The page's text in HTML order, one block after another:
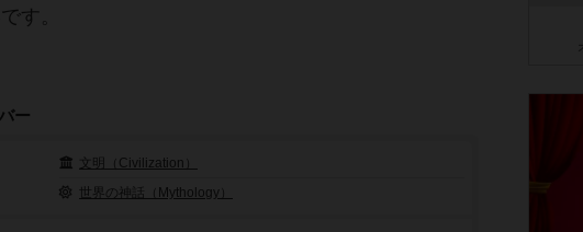
す。
ー
文明（Civilization）
世界の神話（Mythology）